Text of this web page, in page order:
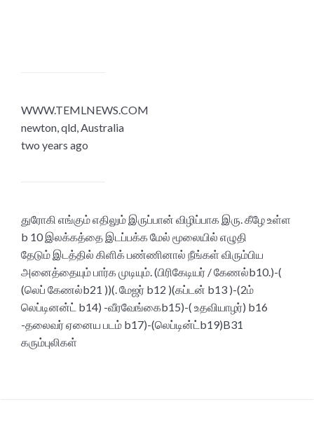
WWW.TEMLNEWS.COM
newton, qld, Australia
two years ago
துரோகி எங்கும் எதிலும் இருப்பான் விழிப்பாக இரு. கீழே உள்ள
b 10 இலக்கத்தை இடப்பக்க மேல் மூலையில் எழுதி
தேடும் இடத்தில் கிளிக் பண்ணினால் நீங்கள் விரும்பிய
அனைத்தையும் பார்க முடியும். (பிரிகேடியர் / கேணல்b10.)-(
(லெப் கேணல்b21 ))(. மேஜர் b12 )(கப்டன் b13 )-(2ம்
லெப்டினன்ட் b14) -வீரவேங்கைb15)-( உதவியாழர்) b16
-தலைவர் ஏனைய படம் b17)-(லெப்டின்ட்b19)B31
கரும்புலிகள்